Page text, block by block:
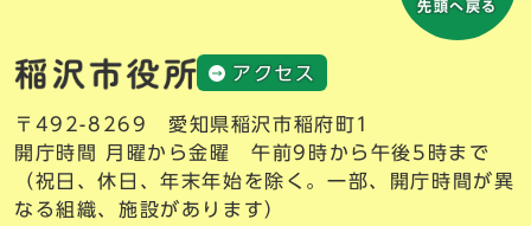
先頭へ戻る
アクセス
〒492-8269 愛知県稲沢市稲府町1
開庁時間 月曜から金曜 午前9時から午後5時まで
（祝日、休日、年末年始を除く。一部、開庁時間が異
なる組織、施設があります）